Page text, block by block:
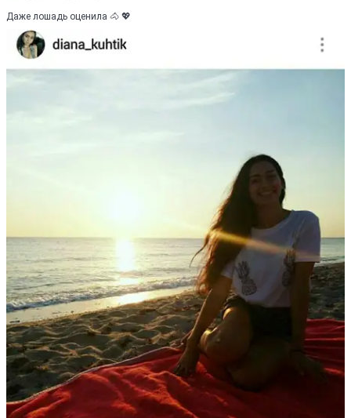
Даже лошадь оценила 🐴 💖